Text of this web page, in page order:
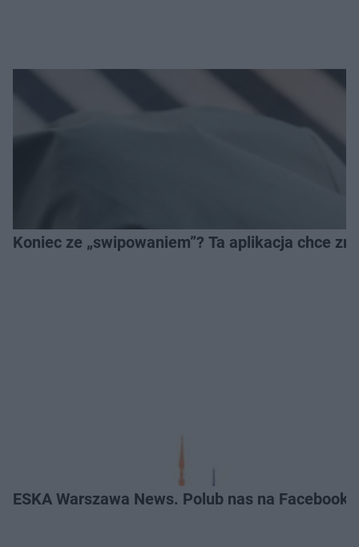
Koniec ze „swipowaniem”? Ta aplikacja chce
ESKA Warszawa News. Polub nas na